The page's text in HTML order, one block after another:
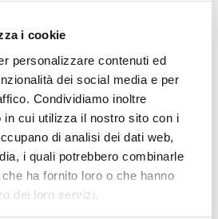
i cookie
personalizzare contenuti ed
dei social media e per
Condividiamo inoltre
in cui utilizza il nostro sito con i
di analisi dei dati web,
i quali potrebbero combinarle
ha fornito loro o che hanno
dei loro servizi.
ti stupirà
che preferisci: